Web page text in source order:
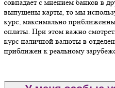
совпадает с мнением банков в
выпущены карты, то мы
курс, максимально
оплаты. При этом важно
курс наличной валюты в
приближен к реальному